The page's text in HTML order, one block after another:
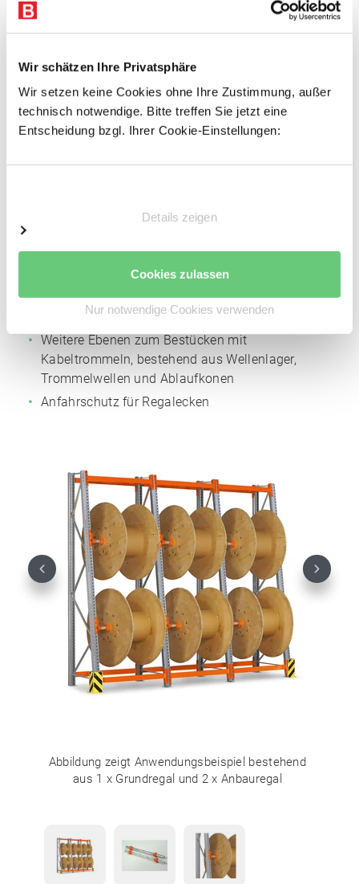
Wir schätzen Ihre Privatsphäre
Wir setzen keine Cookies ohne Ihre Zustimmung, außer
technisch notwendige. Bitte treffen Sie jetzt eine
Entscheidung bzgl. Ihrer Cookie-Einstellungen:
Details zeigen
Cookies zulassen
Nur notwendige Cookies verwenden
Im Lieferumfang enthalten
2 x Trommelwellen
Montagematerial
Auf Anfrage erhältliches Zubehör
Weitere Ebenen zum Bestücken mit
Kabeltrommeln, bestehend aus Wellenlager,
Trommelwellen und Ablaufkonen
Anfahrschutz für Regalecken
Abbildung zeigt Anwendungsbeispiel bestehend
aus 1 x Grundregal und 2 x Anbauregal
Previous Next